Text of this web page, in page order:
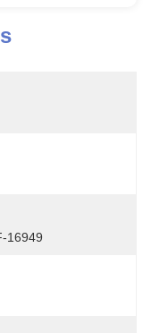
16949